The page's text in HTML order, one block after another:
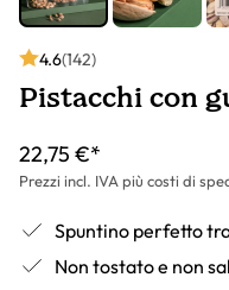
4.6(142)
Pistacchi con
22,75 €*
Prezzi incl. IVA più costi di
Spuntino perfetto
Non tostato e non